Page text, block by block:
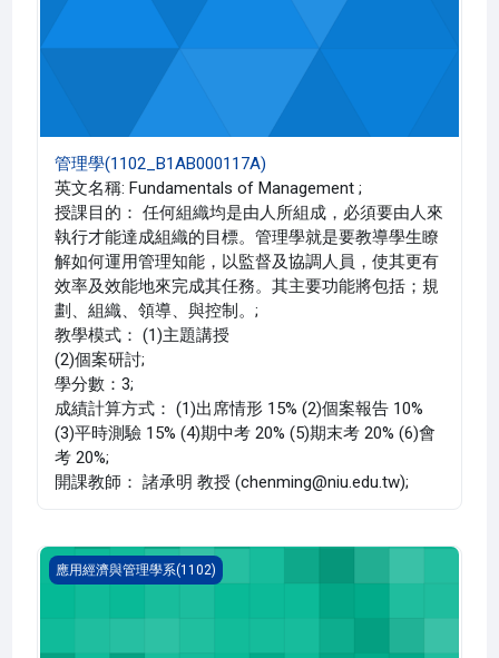
管理學(1102_B1AB000117A)
英文名稱: Fundamentals of Management ;
授課目的： 任何組織均是由人所組成，必須要由人來
執行才能達成組織的目標。管理學就是要教導學生瞭
解如何運用管理知能，以監督及協調人員，使其更有
效率及效能地來完成其任務。其主要功能將包括；規
劃、組織、領導、與控制。;
教學模式： (1)主題講授
(2)個案研討;
學分數：3;
成績計算方式： (1)出席情形 15% (2)個案報告 10%
(3)平時測驗 15% (4)期中考 20% (5)期末考 20% (6)會
考 20%;
開課教師： 諸承明 教授 (chenming@niu.edu.tw);
管理會計(1102_B1AB000113A)
應用經濟與管理學系(1102)